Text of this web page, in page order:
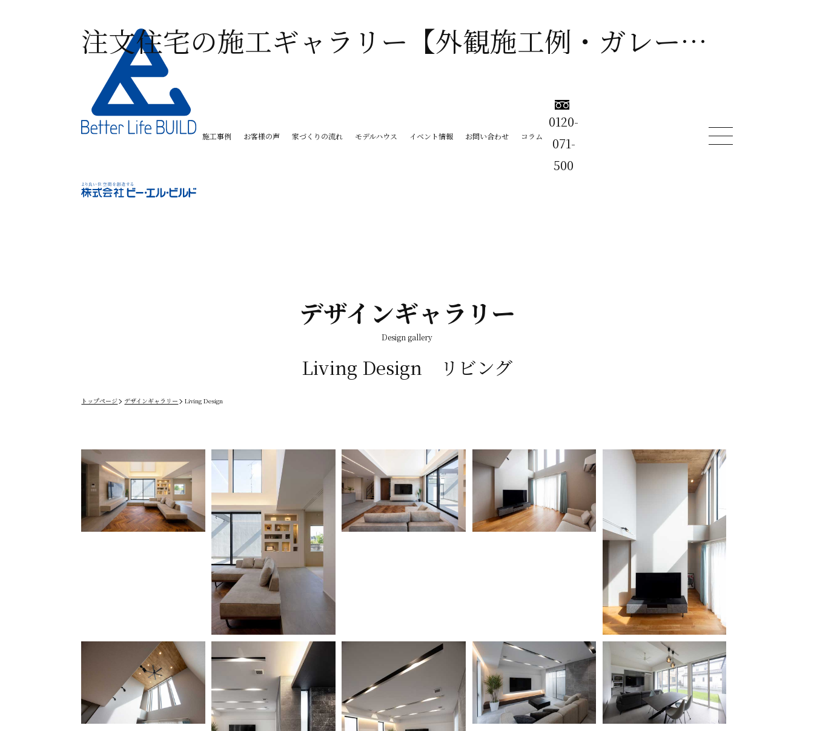
注文住宅の施工ギャラリー【外観施工例・ガレージ施工例・キッチン施工例・リビング施工例・洗面施工例・階段施工例・エントランス施工例など】
施工事例 お客様の声 家づくりの流れ モデルハウス イベント情報 お問い合わせ コラム
0120-
071-
500
デザインギャラリー
Design gallery
Living Design リビング
トップページ デザインギャラリー Living Design